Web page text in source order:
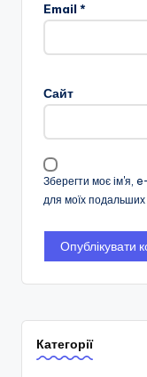
Email *
Сайт
Зберегти моє ім'я,
для моїх подальших
Категорії